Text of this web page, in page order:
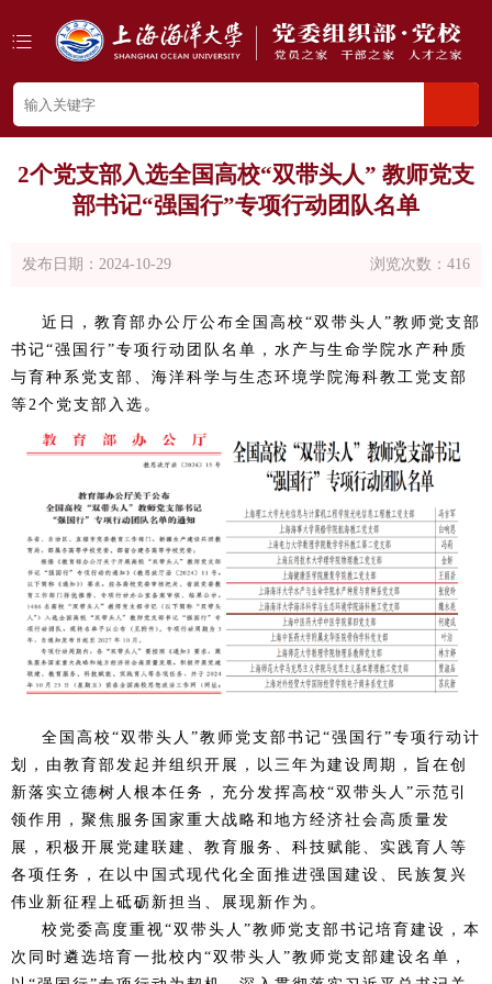
2个党支部入选全国高校“双带头人” 教师党支
部书记“强国行”专项行动团队名单
发布日期： 2024-10-29 浏览次数： 416
近日，教育部办公厅公布全国高校“双带头人”教师党支部
书记“强国行”专项行动团队名单，水产与生命学院水产种质
与育种系党支部、海洋科学与生态环境学院海科教工党支部
等2个党支部入选。
全国高校“双带头人”教师党支部书记“强国行”专项行动计
划，由教育部发起并组织开展，以三年为建设周期，旨在创
新落实立德树人根本任务，充分发挥高校“双带头人”示范引
领作用，聚焦服务国家重大战略和地方经济社会高质量发
展，积极开展党建联建、教育服务、科技赋能、实践育人等
各项任务，在以中国式现代化全面推进强国建设、民族复兴
伟业新征程上砥砺新担当、展现新作为。
校党委高度重视“双带头人”教师党支部书记培育建设，本
次同时遴选培育一批校内“双带头人”教师党支部建设名单，